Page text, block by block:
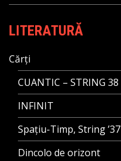
LITERATURĂ
Cărți
CUANTIC – STRING 38
INFINIT
Spațiu-Timp, String ’37
Dincolo de orizont